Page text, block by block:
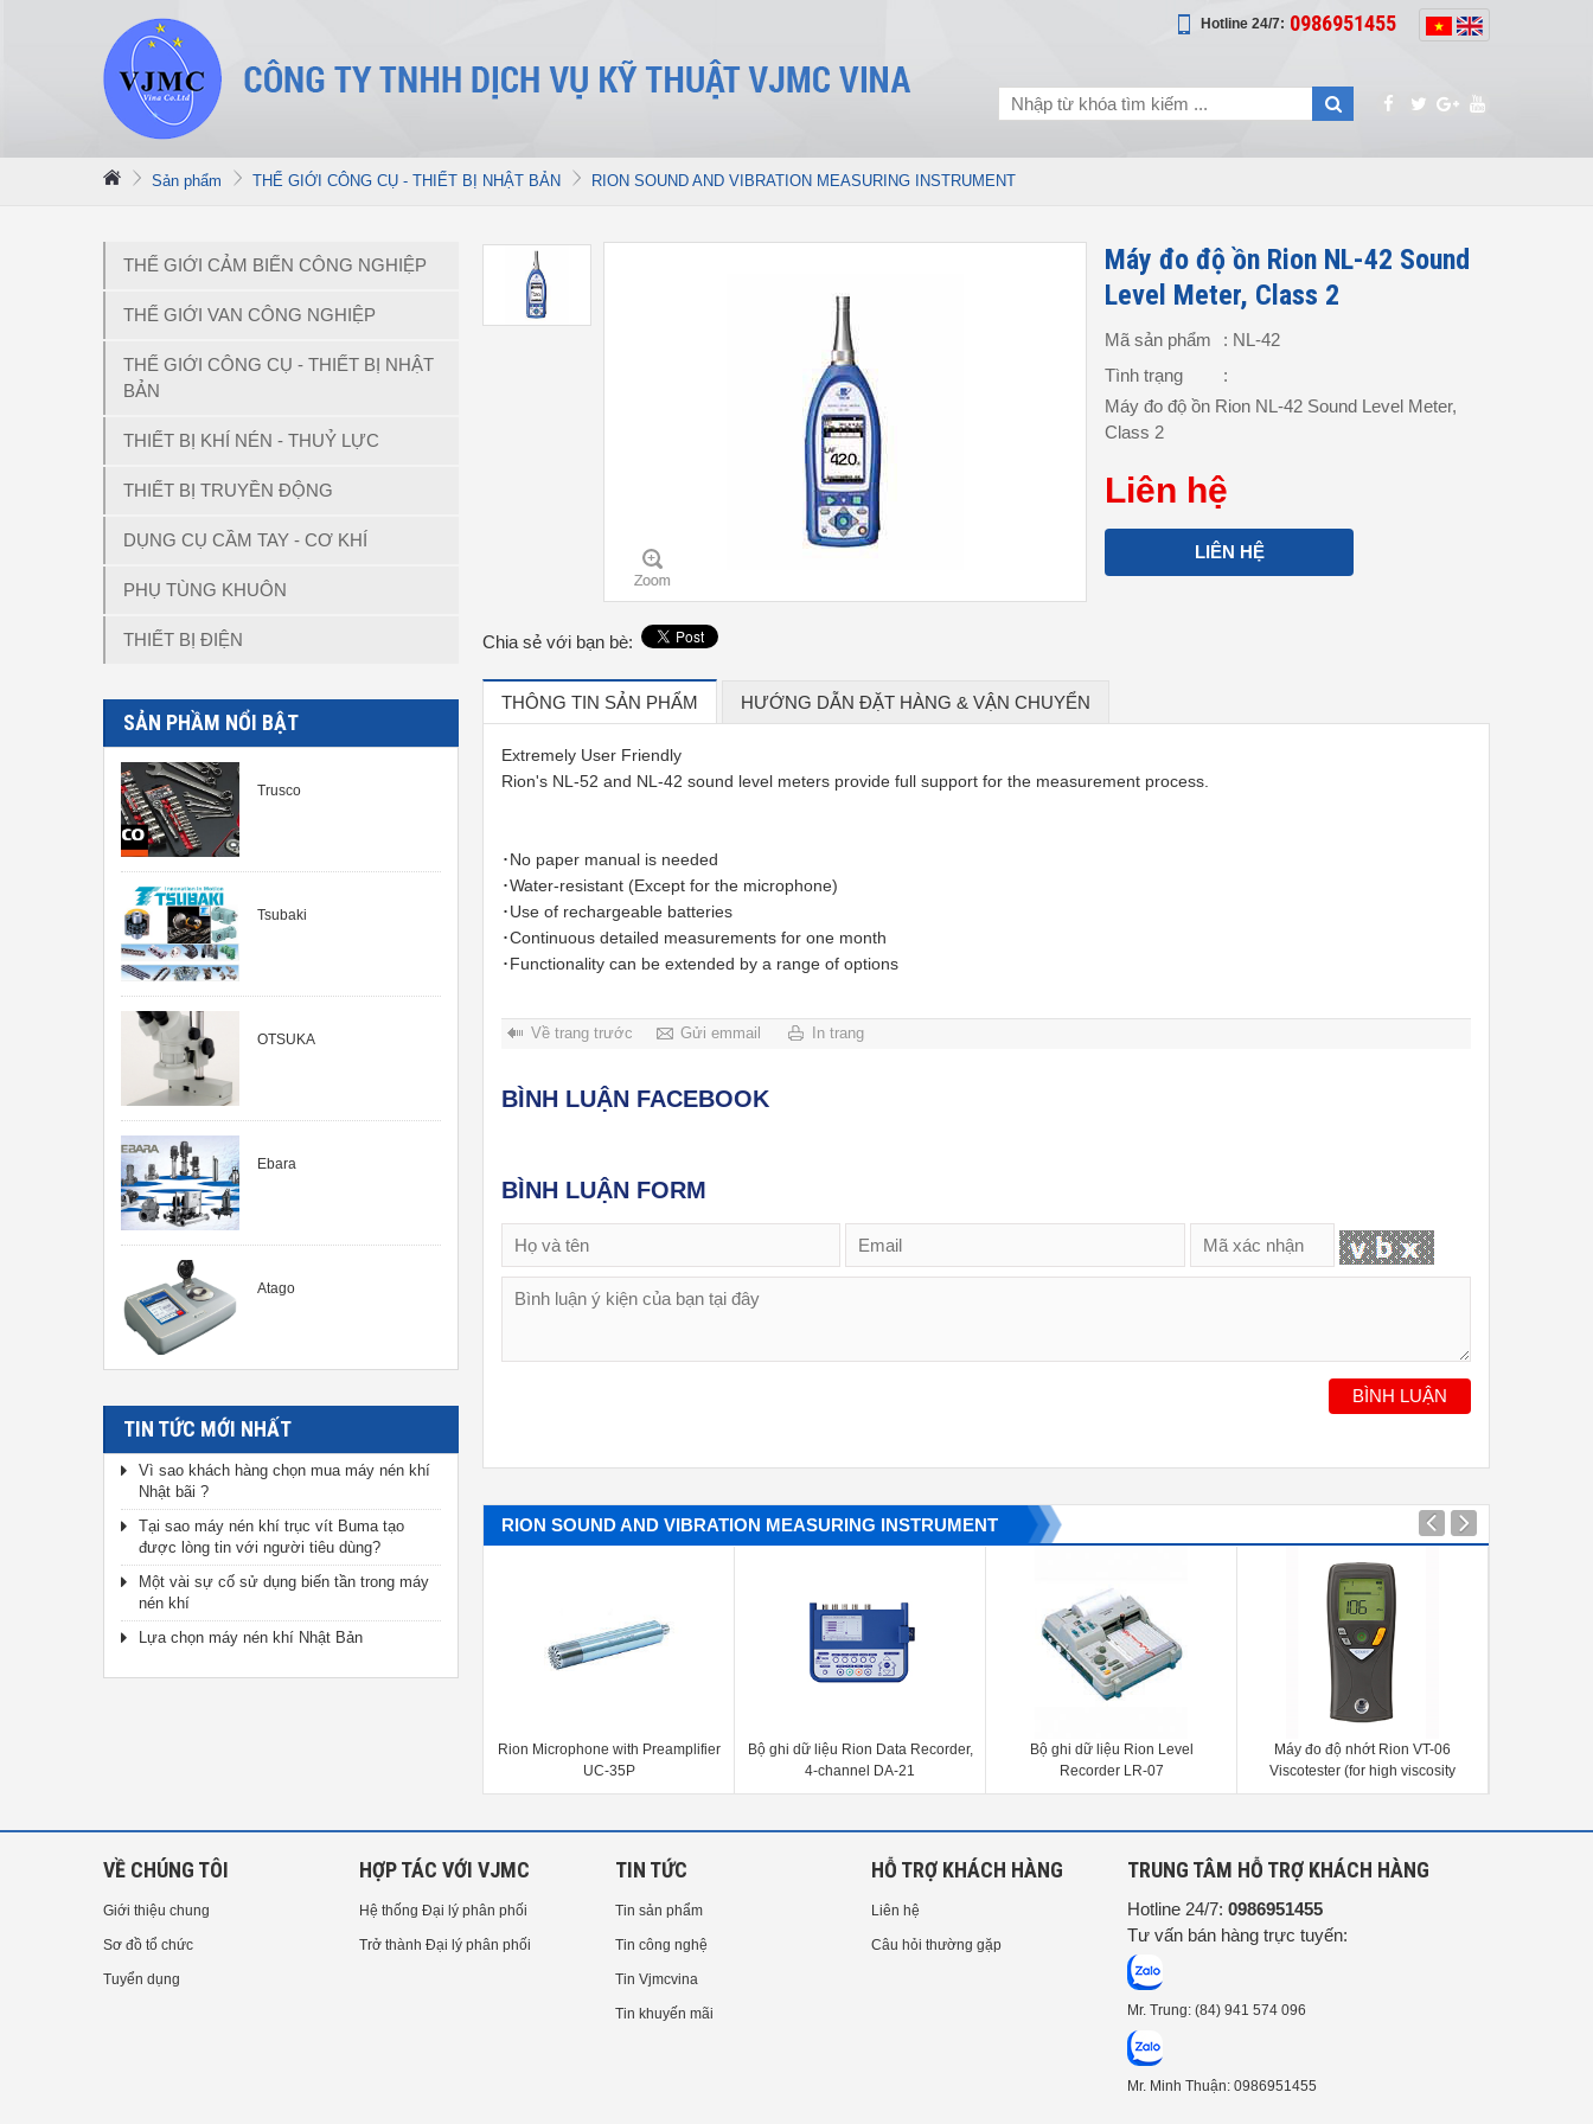
Hotline 24/7: 0986951455
Sản phẩm THẾ GIỚI CÔNG CỤ - THIẾT BỊ NHẬT BẢN RION SOUND AND VIBRATION MEASURING INSTRUMENT
THẾ GIỚI CẢM BIẾN CÔNG NGHIỆP
THẾ GIỚI VAN CÔNG NGHIỆP
THẾ GIỚI CÔNG CỤ - THIẾT BỊ NHẬT
BẢN
THIẾT BỊ KHÍ NÉN - THUỶ LỰC
THIẾT BỊ TRUYỀN ĐỘNG
DỤNG CỤ CẦM TAY - CƠ KHÍ
PHỤ TÙNG KHUÔN
THIẾT BỊ ĐIỆN
SẢN PHẦM NỔI BẬT
Trusco
Tsubaki
OTSUKA
Ebara
Atago
TIN TỨC MỚI NHẤT
Vì sao khách hàng chọn mua máy nén khí
Nhật bãi ?
Tại sao máy nén khí trục vít Buma tạo
được lòng tin với người tiêu dùng?
Một vài sự cố sử dụng biến tần trong máy
nén khí
Lựa chọn máy nén khí Nhật Bản
Máy đo độ ồn Rion NL-42 Sound
Level Meter, Class 2
Mã sản phẩm
: NL-42
Tình trạng
:
Máy đo độ ồn Rion NL-42 Sound Level Meter,
Class 2
Liên hệ
LIÊN HỆ
Chia sẻ với bạn bè:
THÔNG TIN SẢN PHẨM HƯỚNG DẪN ĐẶT HÀNG & VẬN CHUYỂN
Extremely User Friendly
Rion's NL-52 and NL-42 sound level meters provide full support for the measurement process.
･No paper manual is needed
･Water-resistant (Except for the microphone)
･Use of rechargeable batteries
･Continuous detailed measurements for one month
･Functionality can be extended by a range of options
Về trang trước Gửi emmail In trang
BÌNH LUẬN FACEBOOK
BÌNH LUẬN FORM
BÌNH LUẬN
RION SOUND AND VIBRATION MEASURING INSTRUMENT
Rion Microphone with Preamplifier
UC-35P
Bộ ghi dữ liệu Rion Data Recorder,
4-channel DA-21
Bộ ghi dữ liệu Rion Level
Recorder LR-07
Máy đo độ nhớt Rion VT-06
Viscotester (for high viscosity
measurement)
VỀ CHÚNG TÔI
Giới thiệu chung
Sơ đồ tổ chức
Tuyển dụng
HỢP TÁC VỚI VJMC
Hệ thống Đại lý phân phối
Trở thành Đại lý phân phối
TIN TỨC
Tin sản phẩm
Tin công nghệ
Tin Vjmcvina
Tin khuyến mãi
HỖ TRỢ KHÁCH HÀNG
Liên hệ
Câu hỏi thường gặp
TRUNG TÂM HỖ TRỢ KHÁCH HÀNG
Hotline 24/7: 0986951455
Tư vấn bán hàng trực tuyến:
Mr. Trung: (84) 941 574 096
Mr. Minh Thuận: 0986951455